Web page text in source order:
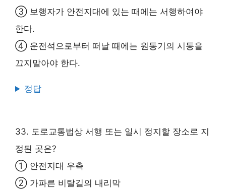
③ 보행자가 안전지대에 있는 때에는 서행하여야
한다.
④ 운전석으로부터 떠날 때에는 원동기의 시동을
끄지말아야 한다.
정답
33. 도로교통법상 서행 또는 일시 정지할 장소로 지
정된 곳은?
① 안전지대 우측
② 가파른 비탈길의 내리막